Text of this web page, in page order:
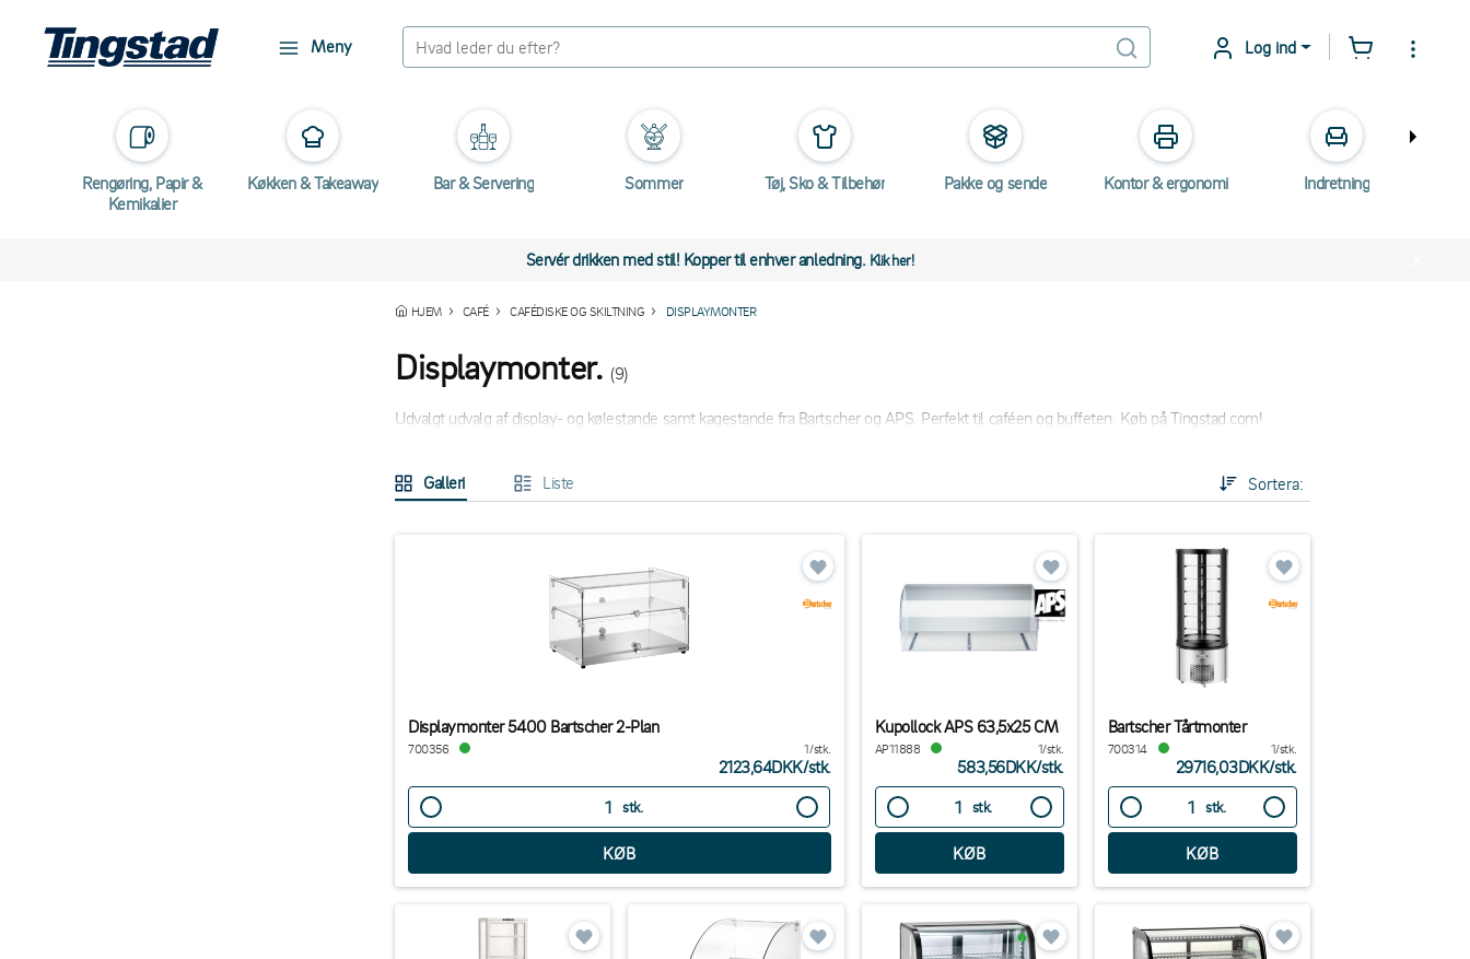
Meny Log ind
Rengøring, Papir &
Kemikalier
Køkken & Takeaway Bar & Servering Sommer Tøj, Sko & Tilbehør Pakke og sende Kontor & ergonomi Indretning
Servér drikken med stil! Kopper til enhver anledning. Klik her!
HJEM CAFÉ CAFÉDISKE OG SKILTNING DISPLAYMONTER
Displaymonter. (9)
Udvalgt udvalg af display- og kølestande samt kagestande fra Bartscher og APS. Perfekt til caféen og buffeten. Køb på Tingstad.com!
Galleri Liste Sortera:
Displaymonter 5400 Bartscher 2-Plan
700356 1/stk.
2123,64DKK/stk.
stk.
Kupollock APS 63,5x25 CM
AP11888 1/stk.
583,56DKK/stk.
stk.
Bartscher Tårtmonter
700314 1/stk.
29716,03DKK/stk.
stk.